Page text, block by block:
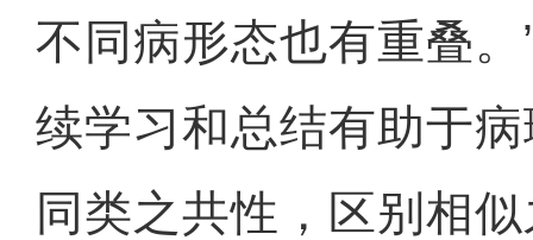
不同病形态也有重叠
续学习和总结有助于
同类之共性，区别相